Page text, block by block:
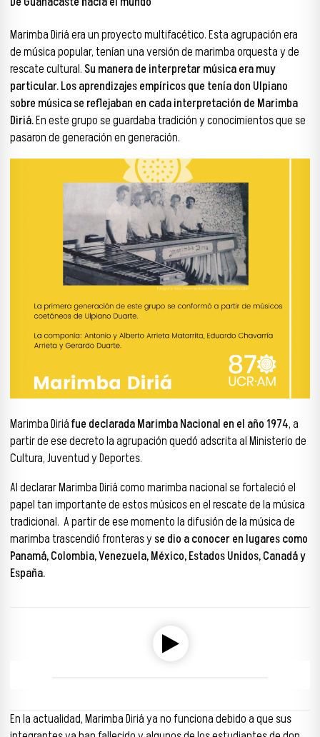
Marimba Diriá era un proyecto multifacético. Esta agrupación era
de música popular, tenían una versión de marimba orquesta y de
rescate cultural.Su manera de interpretar música era muy
particular. Los aprendizajes empíricos que tenía don Ulpiano
sobre música se reflejaban en cada interpretación de Marimba
Diriá.En este grupo se guardaba tradición y conocimientos que se
pasaron de generación en generación.
Marimba Diriáfue declarada Marimba Nacional en el año 1974, a
partir de ese decreto la agrupación quedó adscrita al Ministerio de
Cultura, Juventud y Deportes.
Al declarar Marimba Diriá como marimba nacional se fortaleció el
papel tan importante de estos músicos en el rescate de la música
tradicional. A partir de ese momento la difusión de la música de
marimba trascendió fronteras yse dio a conocer en lugares como
Panamá, Colombia, Venezuela, México, Estados Unidos, Canadá y
España.
En la actualidad, Marimba Diriá ya no funciona debido a que sus